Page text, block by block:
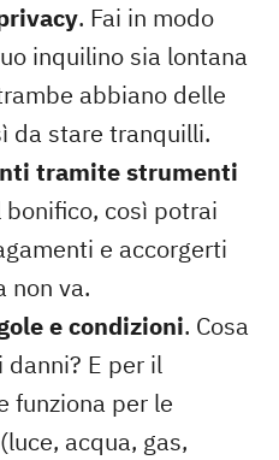
. Fai in modo
inquilino sia lontana
abbiano delle
da stare tranquilli.
tramite strumenti
bonifico, così potrai
e accorgerti
non va.
e condizioni. Cosa
danni? E per il
funziona per le
acqua, gas,